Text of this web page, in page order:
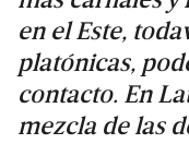
en el Este,
platónicas,
contacto. En
mezcla de las